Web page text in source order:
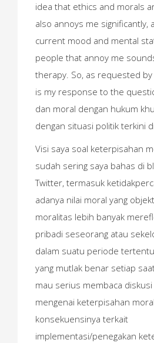
idea that ethics and morals
also annoys me significantly,
current mood and mental
people that annoy me
therapy. So, as requested by
is my response to the
dan moral dengan hukum
dengan situasi politik terkini
Visi saya soal keterpisahan
sudah sering saya bahas di
Twitter, termasuk
adanya nilai moral yang
moralitas lebih banyak
pribadi seseorang atau
dalam suatu periode
yang mutlak benar setiap
mau serius membaca
mengenai keterpisahan
konsekuensinya terkait
implementasi/penegakan